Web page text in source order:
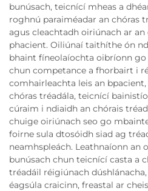
bunúsach, teicnící mheas a
roghnú paraiméadar an chóras
agus cleachtadh oiriúnach ar
phacient. Oiliúnaí taithíthe ón
bhaint fíneolaíochta oibríonn
chun competance a fhorbairt i
comhairleachta leis an
chóras tréadála, teicnící
cúraim i ndiaidh an chórais
chuige oiriúnach seo go
foirne sula dtosóidh siad ag
neamhspleách. Leathnaíonn an
bunúsach chun teicnící casta a
tréadáil réigiúnach
éagsúla craicinn, freastal ar